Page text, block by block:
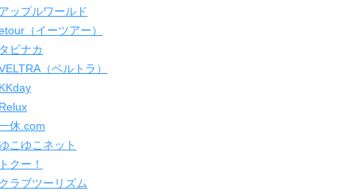
アップルワールド
（イーツアー）
タビナカ
（ベルトラ）
KKday
Relux
休.com
ゆこゆこネット
トクー！
クラブツーリズム